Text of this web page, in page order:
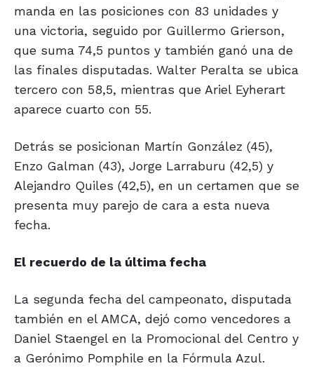
manda en las posiciones con 83 unidades y
una victoria, seguido por Guillermo Grierson,
que suma 74,5 puntos y también ganó una de
las finales disputadas. Walter Peralta se ubica
tercero con 58,5, mientras que Ariel Eyherart
aparece cuarto con 55.
Detrás se posicionan Martín González (45),
Enzo Galman (43), Jorge Larraburu (42,5) y
Alejandro Quiles (42,5), en un certamen que se
presenta muy parejo de cara a esta nueva
fecha.
El recuerdo de la última fecha
La segunda fecha del campeonato, disputada
también en el AMCA, dejó como vencedores a
Daniel Staengel en la Promocional del Centro y
a Gerónimo Pomphile en la Fórmula Azul.